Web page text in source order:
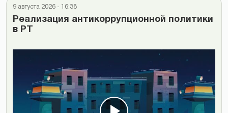
9 августа 2026 - 16:38
Реализация антикоррупционной политики
в РТ